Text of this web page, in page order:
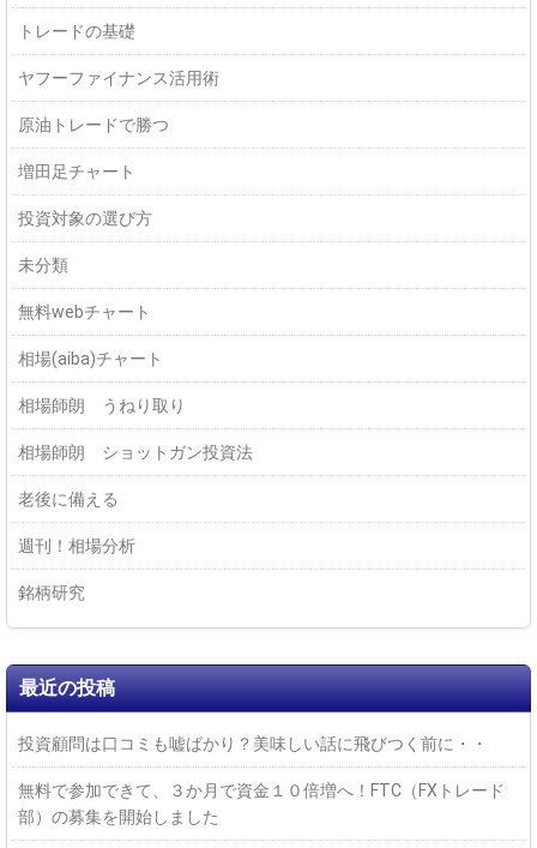
トレードの基礎
ヤフーファイナンス活用術
原油トレードで勝つ
増田足チャート
投資対象の選び方
未分類
無料webチャート
相場(aiba)チャート
相場師朗 うねり取り
相場師朗 ショットガン投資法
老後に備える
週刊！相場分析
銘柄研究
最近の投稿
投資顧問は口コミも嘘ばかり？美味しい話に飛びつく前に・・
無料で参加できて、３か月で資金１０倍増へ！FTC（FXトレード
部）の募集を開始しました